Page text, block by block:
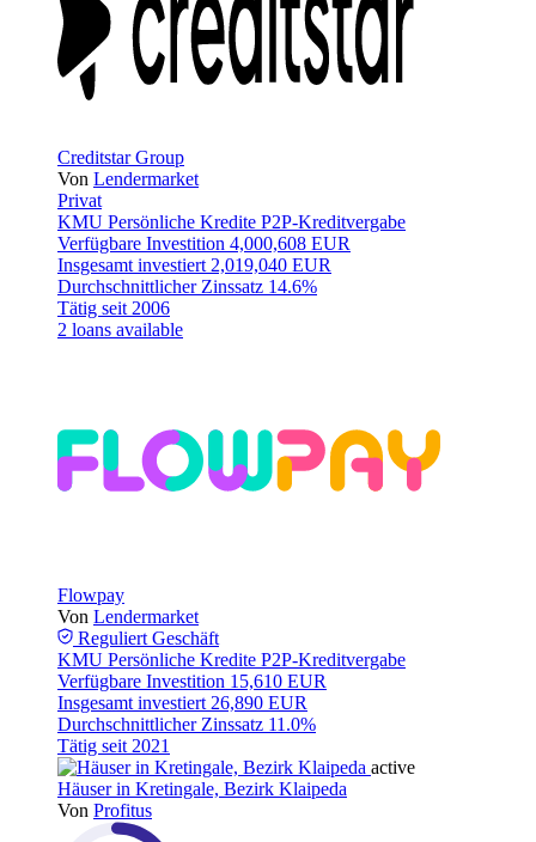
Creditstar Group
Von Lendermarket
Privat
KMU Persönliche Kredite P2P-Kreditvergabe
Verfügbare Investition 4,000,608 EUR
Insgesamt investiert 2,019,040 EUR
Durchschnittlicher Zinssatz 14.6%
Tätig seit 2006
2 loans available
Flowpay
Von Lendermarket
Reguliert Geschäft
KMU Persönliche Kredite P2P-Kreditvergabe
Verfügbare Investition 15,610 EUR
Insgesamt investiert 26,890 EUR
Durchschnittlicher Zinssatz 11.0%
Tätig seit 2021
active
Häuser in Kretingale, Bezirk Klaipeda
Von Profitus